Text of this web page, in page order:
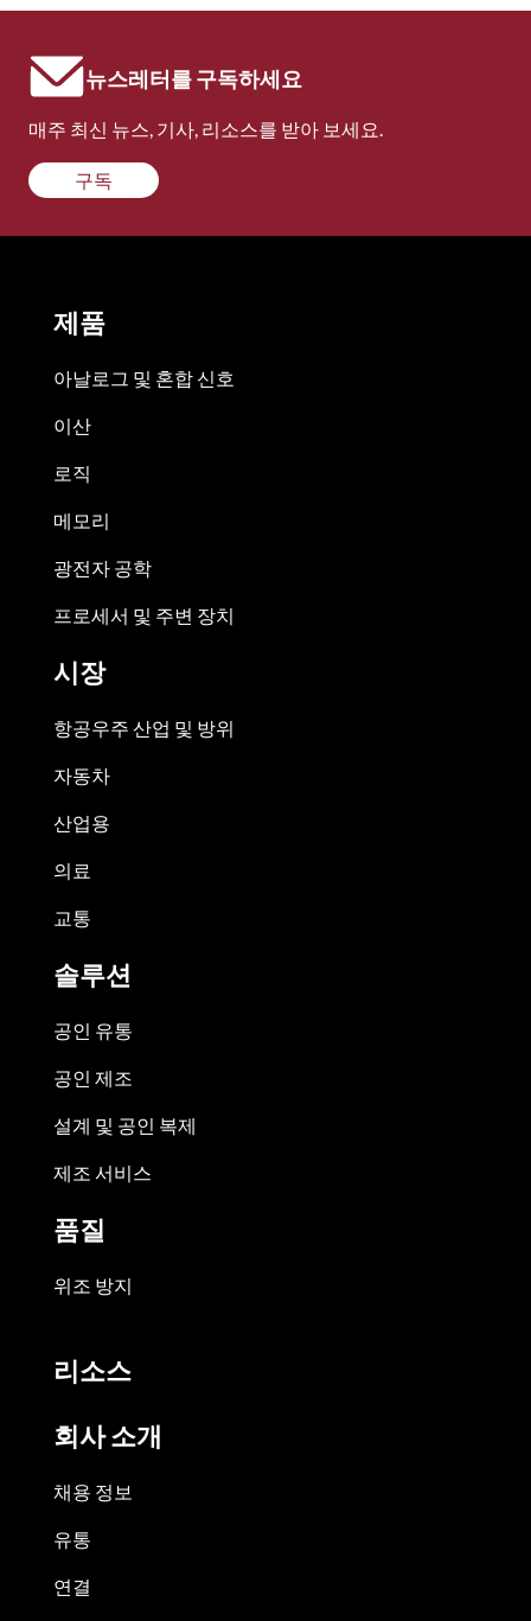
뉴스레터를 구독하세요
매주 최신 뉴스, 기사, 리소스를 받아 보세요.
구독
제품
아날로그 및 혼합 신호
이산
로직
메모리
광전자 공학
프로세서 및 주변 장치
시장
항공우주 산업 및 방위
자동차
산업용
의료
교통
솔루션
공인 유통
공인 제조
설계 및 공인 복제
제조 서비스
품질
위조 방지
리소스
회사 소개
채용 정보
유통
연결